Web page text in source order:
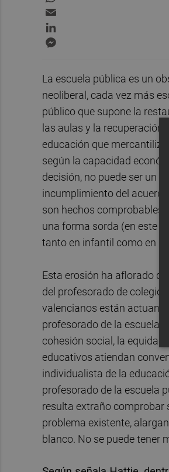
La escuela pública es un
neoliberal, cada vez más
público que supone la
las aulas y la
educación que
según la capacidad
decisión, no puede ser un
incumplimiento del
son hechos comprobables
una forma sorda (en este
tanto en infantil como en
Esta erosión ha aflorado
del profesorado de
valencianos están
profesorado de la escuela
cohesión social, la equidad
educativos atiendan
individualista de la
profesorado de la escuela
resulta extraño comprobar
problema existente,
blanco. No se puede tener